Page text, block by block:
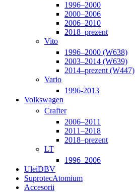
1996–2000
2000–2006
2006–2010
2018–prezent
Vito
1996–2000 (W638)
2003–2014 (W639)
2014–prezent (W447)
Vario
1996-2013
Volkswagen
Crafter
2006–2011
2011–2018
2018–prezent
LT
1996–2006
UleiDBV
SuprotecAtomium
Accesorii